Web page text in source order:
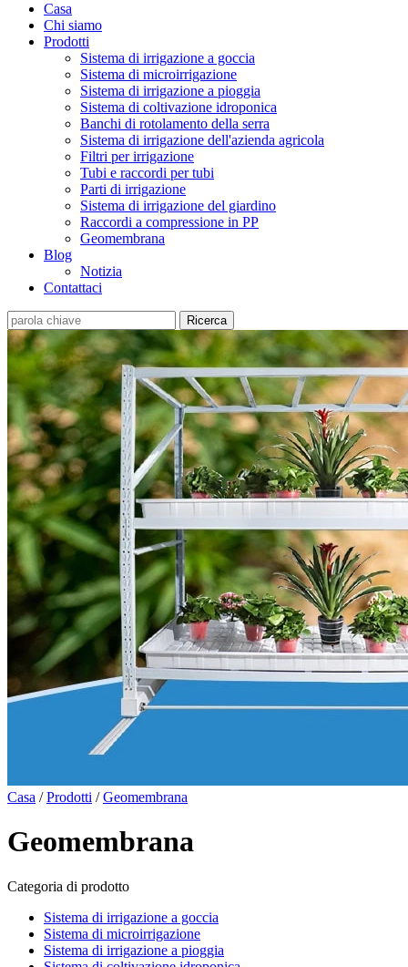
Casa
Chi siamo
Prodotti
Sistema di irrigazione a goccia
Sistema di microirrigazione
Sistema di irrigazione a pioggia
Sistema di coltivazione idroponica
Banchi di rotolamento della serra
Sistema di irrigazione dell'azienda agricola
Filtri per irrigazione
Tubi e raccordi per tubi
Parti di irrigazione
Sistema di irrigazione del giardino
Raccordi a compressione in PP
Geomembrana
Blog
Notizia
Contattaci
Casa /Prodotti /Geomembrana
Geomembrana
Categoria di prodotto
Sistema di irrigazione a goccia
Sistema di microirrigazione
Sistema di irrigazione a pioggia